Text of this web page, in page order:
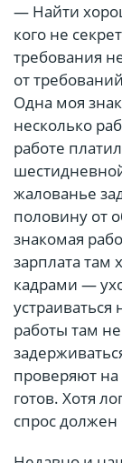
— Найти
кого не
требования
от
Одна моя
несколько
работе
жалованье
половину от
знакомая
зарплата там
кадрами —
устраиваться
работы там
проверяют на
готов. Хотя
спрос